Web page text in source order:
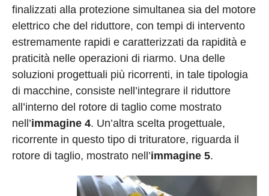
finalizzati alla protezione simultanea sia del motore
elettrico che del riduttore, con tempi di intervento
estremamente rapidi e caratterizzati da rapidità e
praticità nelle operazioni di riarmo. Una delle
soluzioni progettuali più ricorrenti, in tale tipologia
di macchine, consiste nell’integrare il riduttore
all’interno del rotore di taglio come mostrato
nell’immagine 4. Un’altra scelta progettuale,
ricorrente in questo tipo di trituratore, riguarda il
rotore di taglio, mostrato nell’immagine 5.